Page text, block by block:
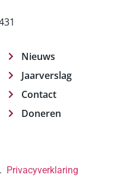
Nieuws
Jaarverslag
Contact
Doneren
Privacyverklaring